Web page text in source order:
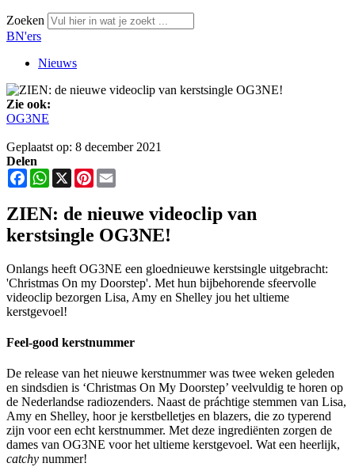
Zoeken
BN'ers
Nieuws
Zie ook:
OG3NE
Geplaatst op: 8 december 2021
Delen
FacebookWhatsApp
X Pinterest
ZIEN: de nieuwe videoclip van
kerstsingle OG3NE!
Onlangs heeft OG3NE een gloednieuwe kerstsingle uitgebracht:
'Christmas On my Doorstep'. Met hun bijbehorende sfeervolle
videoclip bezorgen Lisa, Amy en Shelley jou het ultieme
kerstgevoel!
Feel-good kerstnummer
De release van het nieuwe kerstnummer was twee weken geleden
en sindsdien is ‘Christmas On My Doorstep’ veelvuldig te horen op
de Nederlandse radiozenders. Naast de práchtige stemmen van Lisa,
Amy en Shelley, hoor je kerstbelletjes en blazers, die zo typerend
zijn voor een echt kerstnummer. Met deze ingrediënten zorgen de
dames van OG3NE voor het ultieme kerstgevoel. Wat een heerlijk,
catchy nummer!